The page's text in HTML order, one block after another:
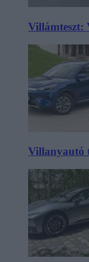
Villámteszt:
Villanyautó